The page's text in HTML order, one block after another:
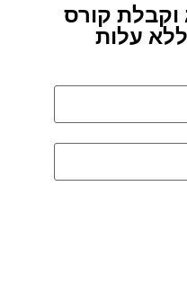
וקבלת קורס
עלות